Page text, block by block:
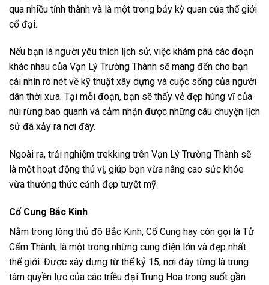
qua nhiều tỉnh thành và là một trong bảy kỳ quan của thế giới
cổ đại.
Nếu bạn là người yêu thích lịch sử, việc khám phá các đoạn
khác nhau của Vạn Lý Trường Thành sẽ mang đến cho bạn
cái nhìn rõ nét về kỹ thuật xây dựng và cuộc sống của người
dân thời xưa. Tại mỗi đoạn, bạn sẽ thấy vẻ đẹp hùng vĩ của
núi rừng bao quanh và cảm nhận được những câu chuyện lịch
sử đã xảy ra nơi đây.
Ngoài ra, trải nghiệm trekking trên Vạn Lý Trường Thành sẽ
là một hoạt động thú vị, giúp bạn vừa nâng cao sức khỏe
vừa thưởng thức cảnh đẹp tuyệt mỹ.
Cố Cung Bắc Kinh
Nằm trong lòng thủ đô Bắc Kinh, Cố Cung hay còn gọi là Tử
Cấm Thành, là một trong những cung điện lớn và đẹp nhất
thế giới. Được xây dựng từ thế kỷ 15, nơi đây từng là trung
tâm quyền lực của các triều đại Trung Hoa trong suốt gần